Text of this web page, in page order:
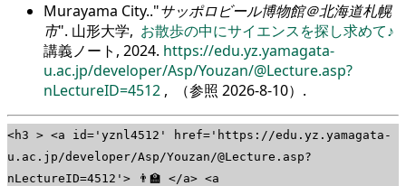
Murayama City.. サッポロビール博物館＠北海道札幌
市 . 山形大学, お散歩の中にサイエンスを探し求めて♪
講義ノート, 2024. https://edu.yz.yamagata-
u.ac.jp/developer/Asp/Youzan/@Lecture.asp?
nLectureID=4512 , （参照 2026-8-10）.
<h3 > <a id='yznl4512' href='https://edu.yz.yamagata-
u.ac.jp/developer/Asp/Youzan/@Lecture.asp?
nLectureID=4512'> 👨‍🏫 </a> <a